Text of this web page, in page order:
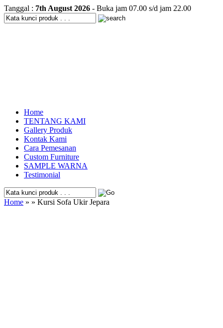
Tanggal : 7th August 2026 - Buka jam 07.00 s/d jam 22.00
Home
TENTANG KAMI
Gallery Produk
Kontak Kami
Cara Pemesanan
Custom Furniture
SAMPLE WARNA
Testimonial
Home » » Kursi Sofa Ukir Jepara